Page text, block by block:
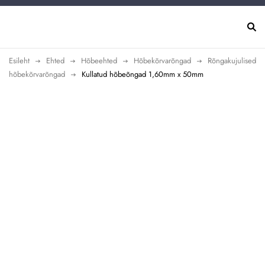
Esileht Ehted Hõbeehted Hõbekõrvarõngad
Rõngakujulised
hõbekõrvarõngad
Kullatud hõbeõngad 1,60mm x 50mm